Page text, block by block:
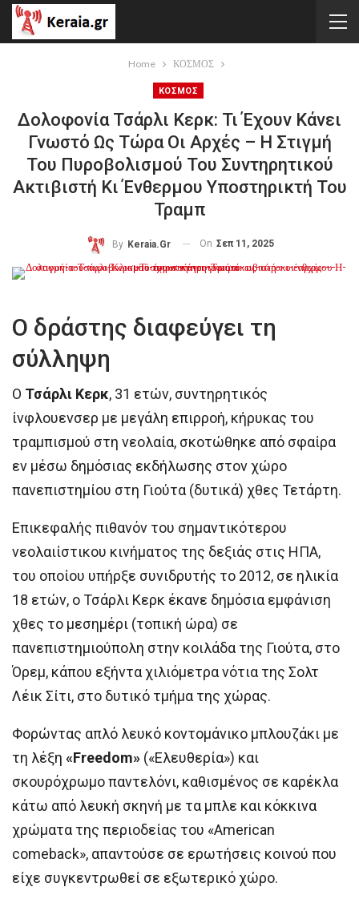
Home ΚΟΣΜΟΣ
ΚΟΣΜΟΣ
Δολοφονία Τσάρλι Κερκ: Τι Έχουν Κάνει
Γνωστό Ως Τώρα Οι Αρχές – Η Στιγμή
Του Πυροβολισμού Του Συντηρητικού
Ακτιβιστή Κι Ένθερμου Υποστηρικτή Του
Τραμπ
By Keraia.gr On Σεπ 11, 2025
Ο δράστης διαφεύγει τη
σύλληψη
Ο Τσάρλι Κερκ, 31 ετών, συντηρητικός
ίνφλουενσερ με μεγάλη επιρροή, κήρυκας του
τραμπισμού στη νεολαία, σκοτώθηκε από σφαίρα
εν μέσω δημόσιας εκδήλωσης στον χώρο
πανεπιστημίου στη Γιούτα (δυτικά) χθες Τετάρτη.
Επικεφαλής πιθανόν του σημαντικότερου
νεολαιίστικου κινήματος της δεξιάς στις ΗΠΑ,
του οποίου υπήρξε συνιδρυτής το 2012, σε ηλικία
18 ετών, ο Τσάρλι Κερκ έκανε δημόσια εμφάνιση
χθες το μεσημέρι (τοπική ώρα) σε
πανεπιστημιούπολη στην κοιλάδα της Γιούτα, στο
Όρεμ, κάπου εξήντα χιλιόμετρα νότια της Σολτ
Λέικ Σίτι, στο δυτικό τμήμα της χώρας.
Φορώντας απλό λευκό κοντομάνικο μπλουζάκι με
τη λέξη «Freedom» («Ελευθερία») και
σκουρόχρωμο παντελόνι, καθισμένος σε καρέκλα
κάτω από λευκή σκηνή με τα μπλε και κόκκινα
χρώματα της περιοδείας του «American
comeback», απαντούσε σε ερωτήσεις κοινού που
είχε συγκεντρωθεί σε εξωτερικό χώρο.